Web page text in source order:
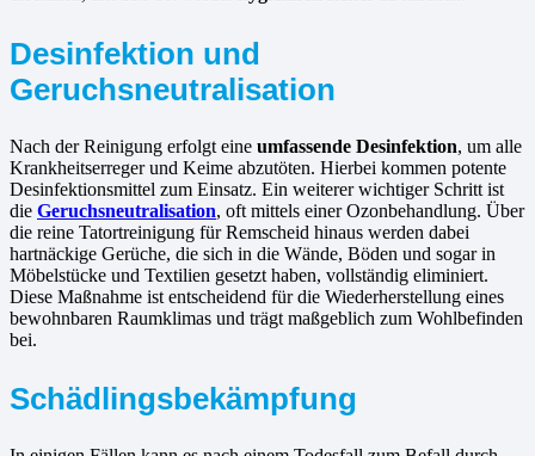
Desinfektion und
Geruchsneutralisation
Nach der Reinigung erfolgt eine umfassende Desinfektion, um alle
Krankheitserreger und Keime abzutöten. Hierbei kommen potente
Desinfektionsmittel zum Einsatz. Ein weiterer wichtiger Schritt ist
die Geruchsneutralisation, oft mittels einer Ozonbehandlung. Über
die reine Tatortreinigung für Remscheid hinaus werden dabei
hartnäckige Gerüche, die sich in die Wände, Böden und sogar in
Möbelstücke und Textilien gesetzt haben, vollständig eliminiert.
Diese Maßnahme ist entscheidend für die Wiederherstellung eines
bewohnbaren Raumklimas und trägt maßgeblich zum Wohlbefinden
bei.
Schädlingsbekämpfung